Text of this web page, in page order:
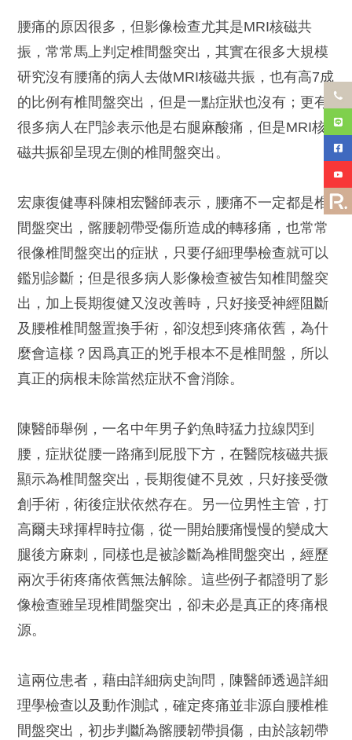
腰痛的原因很多，但影像檢查尤其是MRI核磁共
振，常常馬上判定椎間盤突出，其實在很多大規模
研究沒有腰痛的病人去做MRI核磁共振，也有高7成
的比例有椎間盤突出，但是一點症狀也沒有；更有
很多病人在門診表示他是右腿麻酸痛，但是MRI核
磁共振卻呈現左側的椎間盤突出。
宏康復健專科陳相宏醫師表示，腰痛不一定都是椎
間盤突出，髂腰韌帶受傷所造成的轉移痛，也常常
很像椎間盤突出的症狀，只要仔細理學檢查就可以
鑑別診斷；但是很多病人影像檢查被告知椎間盤突
出，加上長期復健又沒改善時，只好接受神經阻斷
及腰椎椎間盤置換手術，卻沒想到疼痛依舊，為什
麼會這樣？因爲真正的兇手根本不是椎間盤，所以
真正的病根未除當然症狀不會消除。
陳醫師舉例，一名中年男子釣魚時猛力拉線閃到
腰，症狀從腰一路痛到屁股下方，在醫院核磁共振
顯示為椎間盤突出，長期復健不見效，只好接受微
創手術，術後症狀依然存在。另一位男性主管，打
高爾夫球揮桿時拉傷，從一開始腰痛慢慢的變成大
腿後方麻刺，同樣也是被診斷為椎間盤突出，經歷
兩次手術疼痛依舊無法解除。這些例子都證明了影
像檢查雖呈現椎間盤突出，卻未必是真正的疼痛根
源。
這兩位患者，藉由詳細病史詢問，陳醫師透過詳細
理學檢查以及動作測試，確定疼痛並非源自腰椎椎
間盤突出，初步判斷為髂腰韌帶損傷，由於該韌帶